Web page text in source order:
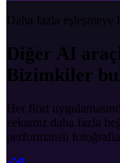
Daha fazla eşleşmeye
Diğer AI
Bizimkiler
Her flört
zekamız daha fazla
performanslı